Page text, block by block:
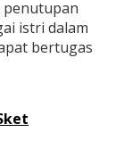
penutupan
istri dalam
bertugas